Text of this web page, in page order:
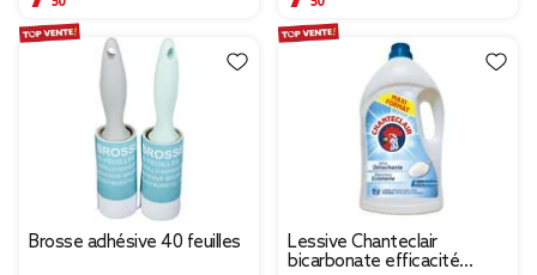
Brosse adhésive 40 feuilles
Lessive Chanteclair
bicarbonate efficacité